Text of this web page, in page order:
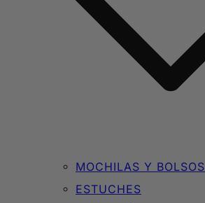
MOCHILAS Y BOLSOS
ESTUCHES